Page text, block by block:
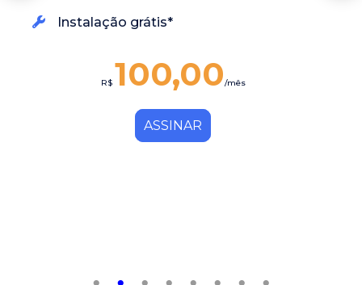
Instalação grátis*
R$ 100,00/mês
ASSINAR